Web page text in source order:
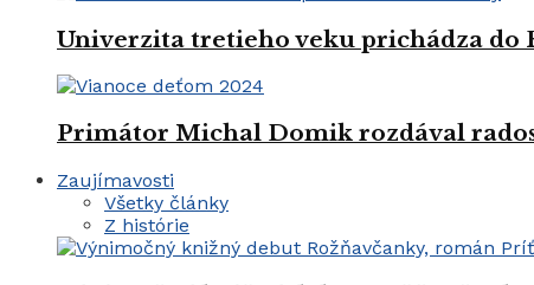
Univerzita tretieho veku prichádza do
Primátor Michal Domik rozdával
Zaujímavosti
Všetky články
Z histórie